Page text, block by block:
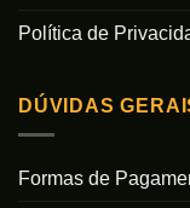
Política de
DÚVIDAS
Formas de